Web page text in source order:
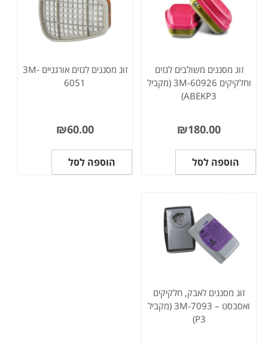
זוג מסננים משולבים לגזים
וחלקיקים 3M-60926 (מקביל
ABEKP3)
₪180.00
הוספה לסל
זוג מסננים לגזים אורגניים 3M-
6051
₪60.00
הוספה לסל
זוג מסננים לאבק, חלקיקים
ואסבסט – 3M-7093 (מקביל
P3)